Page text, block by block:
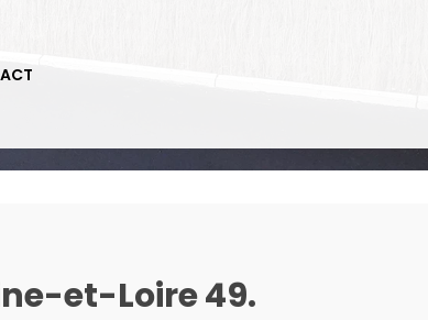
et-Loire 49.